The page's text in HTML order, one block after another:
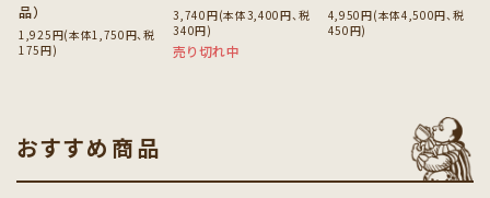
品）
1,925円(本体1,750円、税
175円)
3,740円(本体3,400円、税
340円)
売り切れ中
4,950円(本体4,500円、税
450円)
おすすめ商品